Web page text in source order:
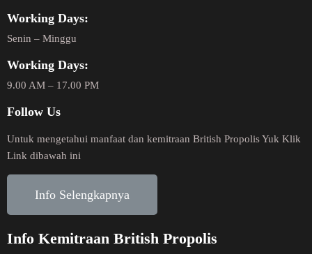
Working Days:
Senin – Minggu
Working Days:
9.00 AM – 17.00 PM
Follow Us
Untuk mengetahui manfaat dan kemitraan British Propolis Yuk Klik
Link dibawah ini
Info Selengkapnya
Info Kemitraan British Propolis